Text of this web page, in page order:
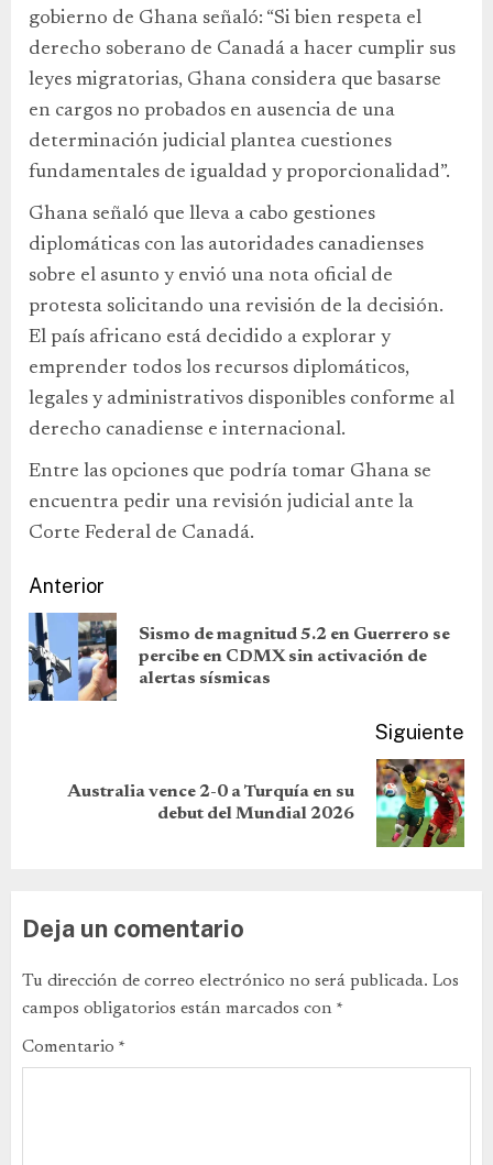
gobierno de Ghana señaló: “Si bien respeta el
derecho soberano de Canadá a hacer cumplir sus
leyes migratorias, Ghana considera que basarse
en cargos no probados en ausencia de una
determinación judicial plantea cuestiones
fundamentales de igualdad y proporcionalidad”.
Ghana señaló que lleva a cabo gestiones
diplomáticas con las autoridades canadienses
sobre el asunto y envió una nota oficial de
protesta solicitando una revisión de la decisión.
El país africano está decidido a explorar y
emprender todos los recursos diplomáticos,
legales y administrativos disponibles conforme al
derecho canadiense e internacional.
Entre las opciones que podría tomar Ghana se
encuentra pedir una revisión judicial ante la
Corte Federal de Canadá.
Anterior
Sismo de magnitud 5.2 en Guerrero se
percibe en CDMX sin activación de
alertas sísmicas
Siguiente
Australia vence 2-0 a Turquía en su
debut del Mundial 2026
Deja un comentario
Tu dirección de correo electrónico no será publicada. Los
campos obligatorios están marcados con *
Comentario *